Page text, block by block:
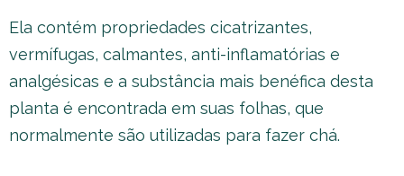
Ela contém propriedades cicatrizantes,
vermífugas, calmantes, anti-inflamatórias e
analgésicas e a substância mais benéfica desta
planta é encontrada em suas folhas, que
normalmente são utilizadas para fazer chá.